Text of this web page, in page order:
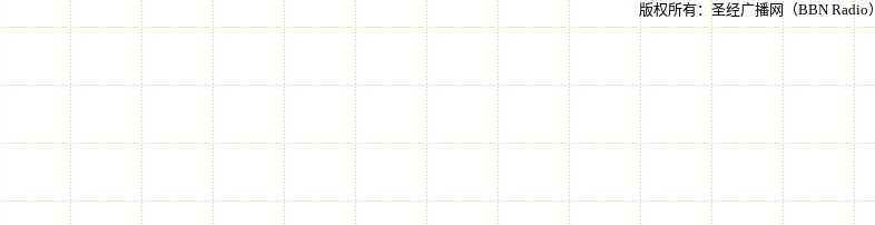
版权所有：圣经广播网（BBN Radio）